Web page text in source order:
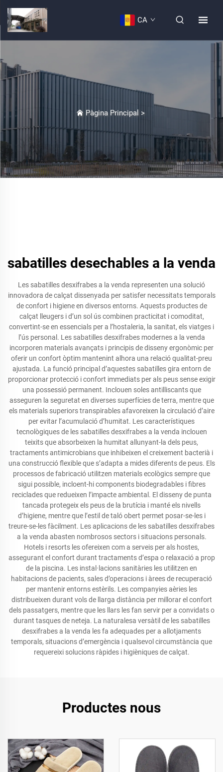
CA
Pàgina Principal >
sabatilles desechables a la venda
Les sabatilles desxifrabes a la venda representen una solució
innovadora de calçat dissenyada per satisfer necessitats temporals
de confort i higiene en diversos entorns. Aquests productes de
calçat lleugers i d’un sol ús combinen practicitat i comoditat,
convertint-se en essencials per a l’hostaleria, la sanitat, els viatges i
l’ús personal. Les sabatilles desxifrabes modernes a la venda
incorporen materials avançats i principis de disseny ergonòmic per
oferir un confort òptim mantenint alhora una relació qualitat-preu
ajustada. La funció principal d’aquestes sabatilles gira entorn de
proporcionar protecció i confort immediats per als peus sense exigir
una possessió permanent. Inclouen soles antilliscants que
asseguren la seguretat en diverses superfícies de terra, mentre que
els materials superiors transpirables afavoreixen la circulació d’aire
per evitar l’acumulació d’humitat. Les característiques
tecnològiques de les sabatilles desxifrabes a la venda inclouen
teixits que absorbeixen la humitat allunyant-la dels peus,
tractaments antimicrobians que inhibeixen el creixement bacterià i
una construcció flexible que s’adapta a mides diferents de peus. Els
processos de fabricació utilitzen materials ecològics sempre que
sigui possible, incloent-hi components biodegradables i fibres
reciclades que redueixen l’impacte ambiental. El disseny de punta
tancada protegeix els peus de la brutícia i manté els nivells
d’higiene, mentre que l’estil de taló obert permet posar-se-les i
treure-se-les fàcilment. Les aplicacions de les sabatilles desxifrabes
a la venda abasten nombrosos sectors i situacions personals.
Hotels i resorts les ofereixen com a serveis per als hostes,
assegurant el confort durant tractaments d’espa o relaxació a prop
de la piscina. Les instal·lacions sanitàries les utilitzen en
habitacions de pacients, sales d’operacions i àrees de recuperació
per mantenir entorns estèrils. Les companyies aèries les
distribueixen durant vols de llarga distància per millorar el confort
dels passatgers, mentre que les llars les fan servir per a convidats o
durant tasques de neteja. La naturalesa versàtil de les sabatilles
desxifrabes a la venda les fa adequades per a allotjaments
temporals, situacions d’emergència i qualsevol circumstància que
requereixi solucions ràpides i higièniques de calçat.
Productes nous